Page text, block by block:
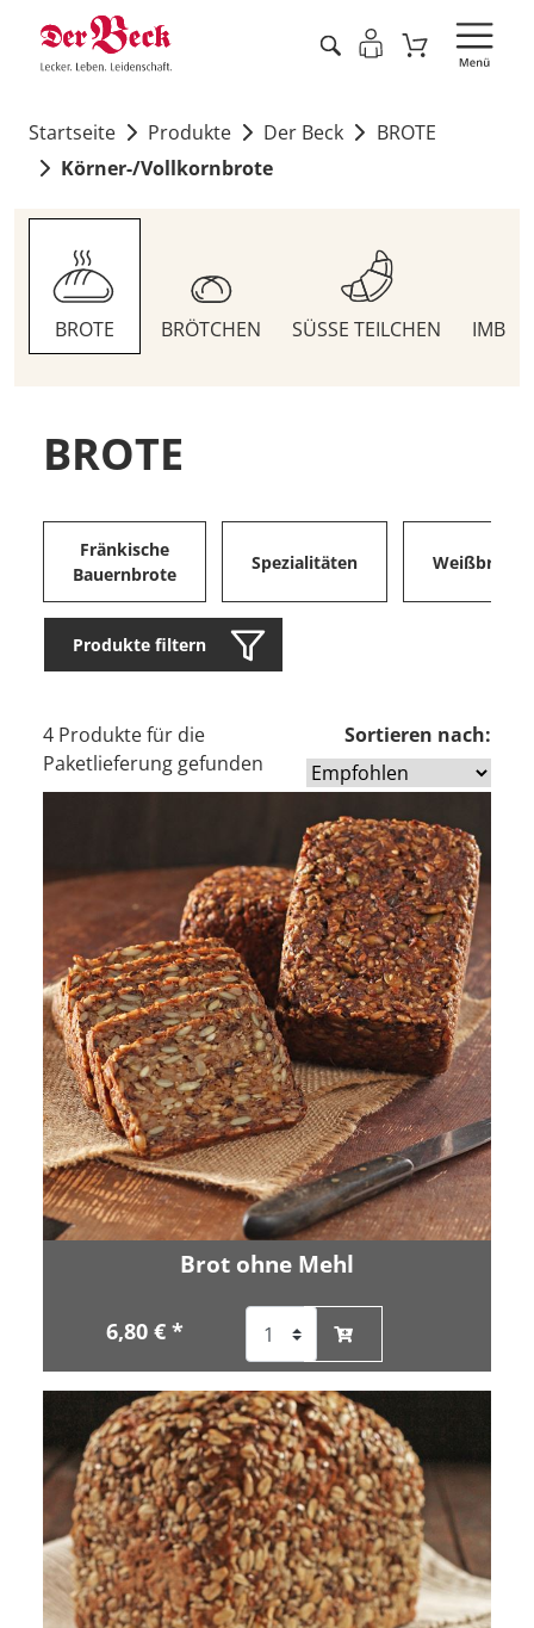
Startseite Produkte Der Beck
BROTE
Körner-/Vollkornbrote
BROTE BRÖTCHEN SÜSSE TEILCHEN
BROTE
Fränkische
Bauernbrote
Spezialitäten Weißbrote
Produkte filtern
4 Produkte für die
Paketlieferung gefunden
Sortieren nach:
Brot ohne Mehl
6,80 € *